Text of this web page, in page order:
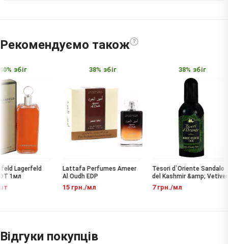
Рекомендуємо також ?
збіг
Lagerfeld
1мл
38% збіг
Lattafa Perfumes Ameer
Al Oudh EDP
15 грн./мл
38% збіг
Tesori d`Oriente Sandalo
del Kashmir &amp; Vetiver
EDT
7 грн./мл
Відгуки покупців